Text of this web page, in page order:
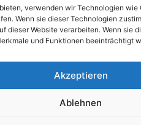
verwenden wir Technologien
Wenn sie dieser Technologien
dieser Website verarbeiten. Wenn sie
und Funktionen beeinträchtigt
Akzeptieren
Ablehnen